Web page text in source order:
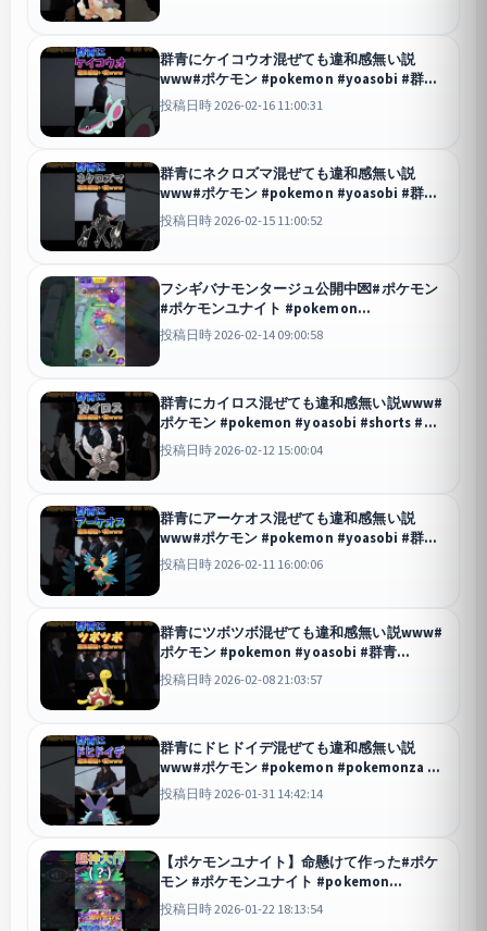
群青にケイコウオ混ぜても違和感無い説
www#ポケモン #pokemon #yoasobi #群青
#shorts
投稿日時 2026-02-16 11:00:31
群青にネクロズマ混ぜても違和感無い説
www#ポケモン #pokemon #yoasobi #群青
#shorts
投稿日時 2026-02-15 11:00:52
フシギバナモンタージュ公開中💌#ポケモン
#ポケモンユナイト #pokemon
#pokemonunite #バレンタイン #shorts
#eve #心予報 #montage #za
投稿日時 2026-02-14 09:00:58
群青にカイロス混ぜても違和感無い説www#
ポケモン #pokemon #yoasobi #shorts #群
青
投稿日時 2026-02-12 15:00:04
群青にアーケオス混ぜても違和感無い説
www#ポケモン #pokemon #yoasobi #群青
#shorts
投稿日時 2026-02-11 16:00:06
群青にツボツボ混ぜても違和感無い説www#
ポケモン #pokemon #yoasobi #群青
#shorts
投稿日時 2026-02-08 21:03:57
群青にドヒドイデ混ぜても違和感無い説
www#ポケモン #pokemon #pokemonza #
ポケモンza #za #群青 #yoasobi #shorts
投稿日時 2026-01-31 14:42:14
【ポケモンユナイト】命懸けて作った#ポケ
モン #ポケモンユナイト #pokemon
#pokemonunite #montage #za
#pokemonza #shorts #ポケモンza
投稿日時 2026-01-22 18:13:54